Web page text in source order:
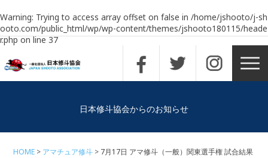
Warning: Trying to access array offset on false in /home/jshooto/j-sh
ooto.com/public_html/wp/wp-content/themes/jshooto180115/heade
r.phpon line37
日本修斗協会からのお知らせ
HOME アマチュア修斗 7月17日 アマ修斗（一般）関東選手権 試合結果